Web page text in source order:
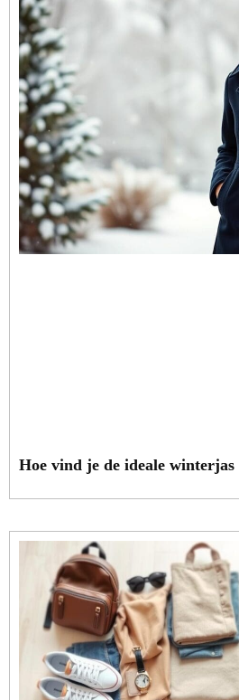
Hoe vind je de ideale winterjas